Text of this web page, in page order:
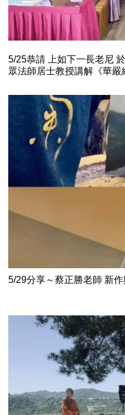
5/25恭請 上如下一長老尼
5/29分享～蔡正勝老師 新